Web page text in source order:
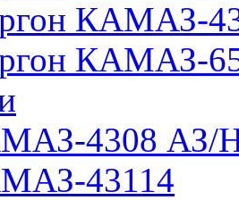
КАМАЗ-
КАМАЗ-
4308 АЗ/
43114